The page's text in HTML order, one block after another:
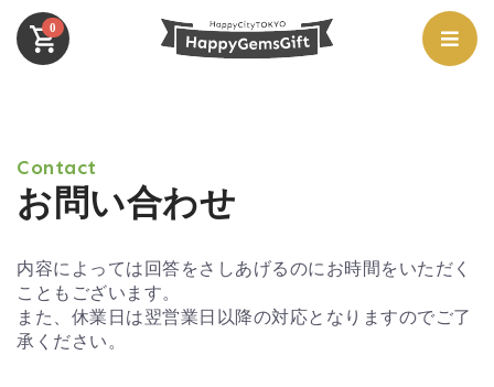
0
Contact
お問い合わせ
内容によっては回答をさしあげるのにお時間をいただく
こともございます。
また、休業日は翌営業日以降の対応となりますのでご了
承ください。